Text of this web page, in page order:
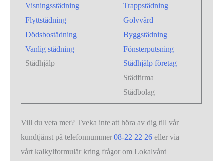
Visningsstädning
Flyttstädning
Dödsbostädning
Vanlig städning
Städhjälp
Trappstädning
Golvvård
Byggstädning
Fönsterputsning
Städhjälp företag
Städfirma
Städbolag
Vill du veta mer? Tveka inte att höra av dig till vår
kundtjänst på telefonnummer08-22 22 26 eller via
vårt kalkylformulär kring frågor om Lokalvård